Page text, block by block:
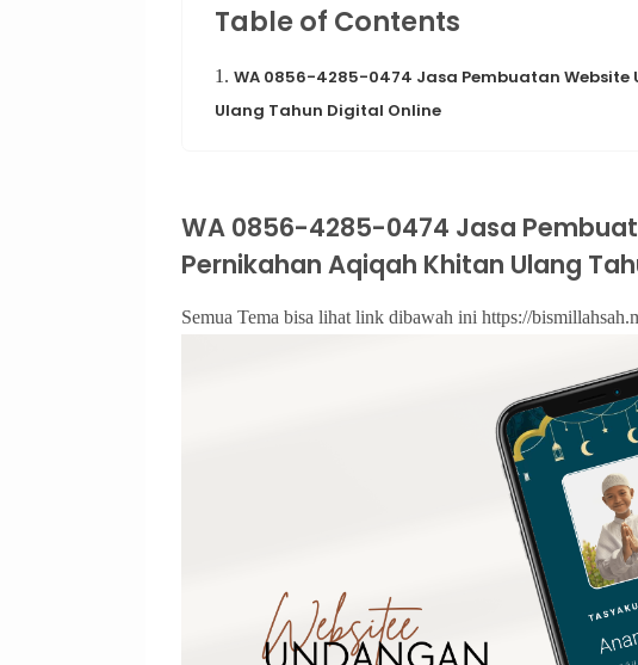
Table of Contents
1. WA 0856-4285-0474 Jasa Pembuatan
Ulang Tahun Digital Online
WA 0856-4285-0474 Jasa
Pernikahan Aqiqah Khitan Ulang
Semua Tema bisa lihat link dibawah ini https://